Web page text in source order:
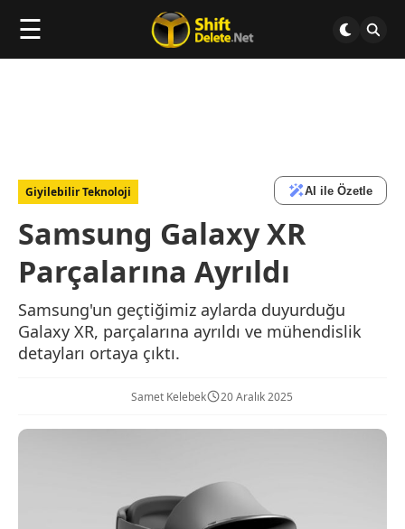
☰
Giyilebilir Teknoloji AI ile Özetle
Samsung Galaxy XR
Parçalarına Ayrıldı
Samsung'un geçtiğimiz aylarda duyurduğu
Galaxy XR, parçalarına ayrıldı ve mühendislik
detayları ortaya çıktı.
Samet Kelebek 20 Aralık 2025